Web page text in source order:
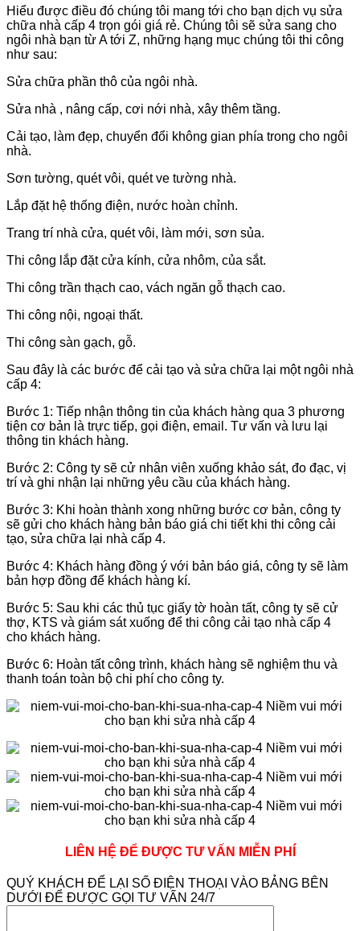
Hiểu được điều đó chúng tôi mang tới cho bạn dịch vụ sửa
chữa nhà cấp 4 trọn gói giá rẻ. Chúng tôi sẽ sửa sang cho
ngôi nhà bạn từ A tới Z, những hạng mục chúng tôi thi công
như sau:
Sửa chữa phần thô của ngôi nhà.
Sửa nhà , nâng cấp, cơi nới nhà, xây thêm tầng.
Cải tạo, làm đẹp, chuyển đổi không gian phía trong cho ngôi
nhà.
Sơn tường, quét vôi, quét ve tường nhà.
Lắp đặt hệ thống điện, nước hoàn chỉnh.
Trang trí nhà cửa, quét vôi, làm mới, sơn sủa.
Thi công lắp đặt cửa kính, cửa nhôm, của sắt.
Thi công trần thạch cao, vách ngăn gỗ thạch cao.
Thi công nội, ngoại thất.
Thi công sàn gạch, gỗ.
Sau đây là các bước để cải tạo và sửa chữa lại một ngôi nhà
cấp 4:
Bước 1: Tiếp nhận thông tin của khách hàng qua 3 phương
tiện cơ bản là trực tiếp, gọi điện, email. Tư vấn và lưu lại
thông tin khách hàng.
Bước 2: Công ty sẽ cử nhân viên xuống khảo sát, đo đạc, vị
trí và ghi nhận lại những yêu cầu của khách hàng.
Bước 3: Khi hoàn thành xong những bước cơ bản, công ty
sẽ gửi cho khách hàng bản báo giá chi tiết khi thi công cải
tạo, sửa chữa lại nhà cấp 4.
Bước 4: Khách hàng đồng ý với bản báo giá, công ty sẽ làm
bản hợp đồng để khách hàng kí.
Bước 5: Sau khi các thủ tục giấy tờ hoàn tất, công ty sẽ cử
thợ, KTS và giám sát xuống để thi công cải tạo nhà cấp 4
cho khách hàng.
Bước 6: Hoàn tất công trình, khách hàng sẽ nghiệm thu và
thanh toán toàn bộ chi phí cho công ty.
LIÊN HỆ ĐỂ ĐƯỢC TƯ VẤN MIỄN PHÍ
QUÝ KHÁCH ĐỂ LẠI SỐ ĐIỆN THOẠI VÀO BẢNG BÊN
DƯỚI ĐỂ ĐƯỢC GỌI TƯ VẤN 24/7